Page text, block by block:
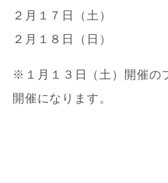
２月１７日（土）
２月１８日（日）
※１月１３日（土）開催の
開催になります。